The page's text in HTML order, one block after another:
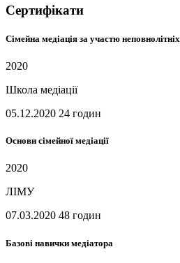
Сертифікати
Сімейна медіація за участю неповнолітніх
2020
Школа медіації
05.12.2020 24 годин
Основи сімейної медіації
2020
ЛІМУ
07.03.2020 48 годин
Базові навички медіатора